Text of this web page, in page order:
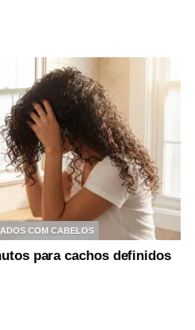
COM CABELOS
para cachos definidos